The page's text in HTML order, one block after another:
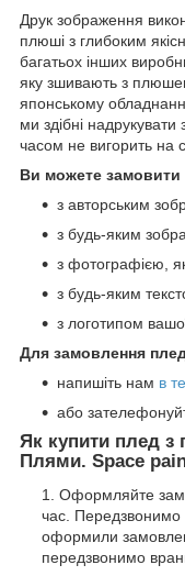
Друк зображення
плюші з глибоким
багатьох інших
яку зшивають з
японському
ми здібні
часом не вигорить на
Ви можете замовити
з авторським
з будь-яким
з фотографією,
з будь-яким
з логотипом
Для замовлення
напишіть нам в
або
Як купити плед з
Плями. Space
Оформляйте
час.
оформили
передзвонимо